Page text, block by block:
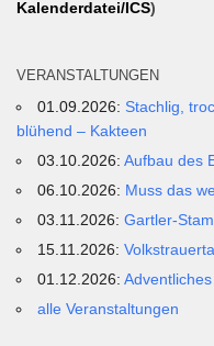
Kalenderdatei/ICS)
VERANSTALTUNGEN
01.09.2026: Stachlig,
blühend – Kakteen
03.10.2026:Aufbau des
06.10.2026: Muss das
03.11.2026:Gartler-
15.11.2026:
01.12.2026:
alle Veranstaltungen